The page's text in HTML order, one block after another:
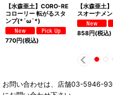
【水森亜土】CORO-RE
コローリー 転がるスタ
ンプ(*´ω`*)
770円(税込)
【水森亜土
スオーナメ
858円(税込)
お問い合わせは、店舗03-5946-